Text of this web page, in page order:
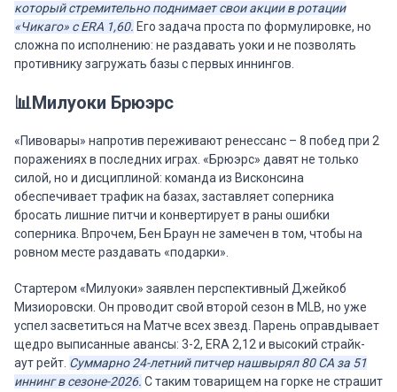
который стремительно поднимает свои акции в ротации
«Чикаго» с ERA 1,60. Его задача проста по формулировке, но
сложна по исполнению: не раздавать уоки и не позволять
противнику загружать базы с первых иннингов.
📊Милуоки Брюэрс
«Пивовары» напротив переживают ренессанс – 8 побед при 2
поражениях в последних играх. «Брюэрс» давят не только
силой, но и дисциплиной: команда из Висконсина
обеспечивает трафик на базах, заставляет соперника
бросать лишние питчи и конвертирует в раны ошибки
соперника. Впрочем, Бен Браун не замечен в том, чтобы на
ровном месте раздавать «подарки».
Стартером «Милуоки» заявлен перспективный Джейкоб
Мизиоровски. Он проводит свой второй сезон в MLB, но уже
успел засветиться на Матче всех звезд. Парень оправдывает
щедро выписанные авансы: 3-2, ERA 2,12 и высокий страйк-
аут рейт. Суммарно 24-летний питчер нашвырял 80 СА за 51
иннинг в сезоне-2026. С таким товарищем на горке не страшит